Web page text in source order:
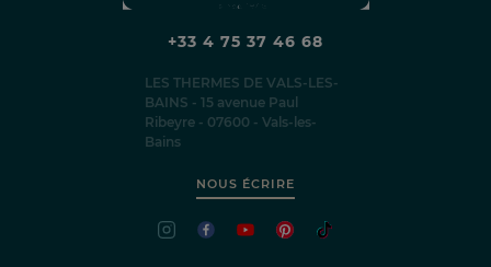
+33 4 75 37 46 68
LES THERMES DE VALS-LES-
BAINS - 15 avenue Paul
Ribeyre - 07600 - Vals-les-
Bains
NOUS ÉCRIRE